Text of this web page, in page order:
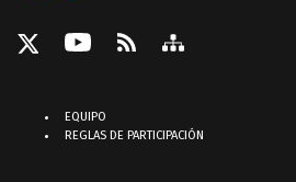
EQUIPO
REGLAS DE PARTICIPACIÓN